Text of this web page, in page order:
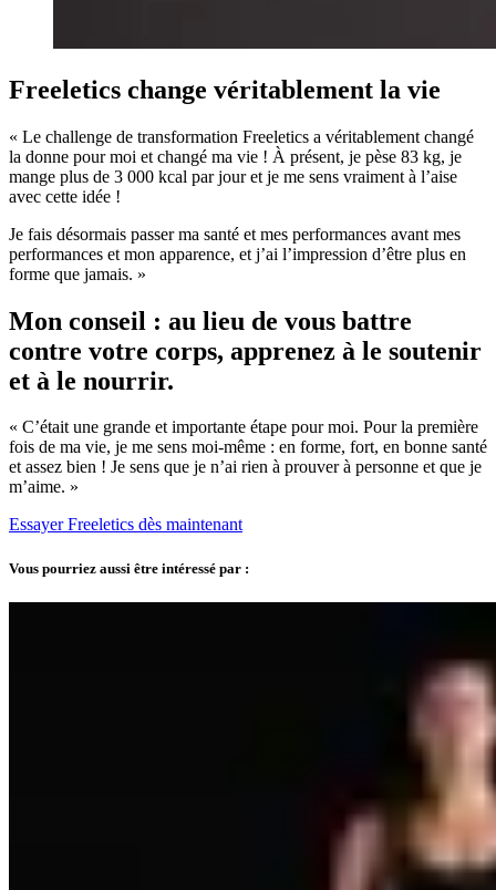
Freeletics change véritablement la vie
« Le challenge de transformation Freeletics a véritablement changé
la donne pour moi et changé ma vie ! À présent, je pèse 83 kg, je
mange plus de 3 000 kcal par jour et je me sens vraiment à l’aise
avec cette idée !
Je fais désormais passer ma santé et mes performances avant mes
performances et mon apparence, et j’ai l’impression d’être plus en
forme que jamais. »
Mon conseil : au lieu de vous battre
contre votre corps, apprenez à le soutenir
et à le nourrir.
« C’était une grande et importante étape pour moi. Pour la première
fois de ma vie, je me sens moi-même : en forme, fort, en bonne santé
et assez bien ! Je sens que je n’ai rien à prouver à personne et que je
m’aime. »
Essayer Freeletics dès maintenant
Vous pourriez aussi être intéressé par :